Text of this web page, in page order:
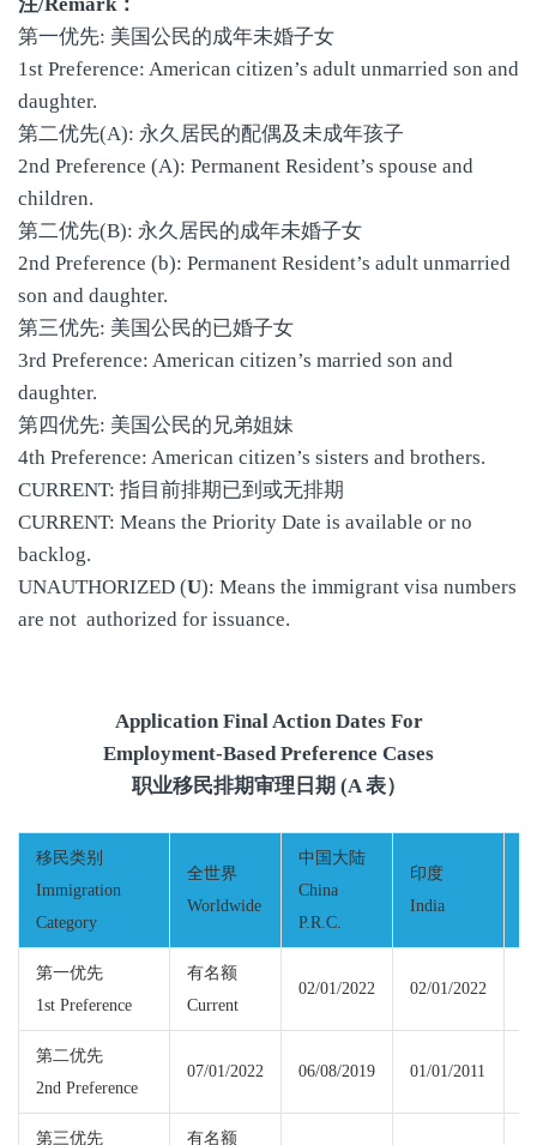
第一优先: 美国公民的成年未婚子女
1st Preference: American citizen’s adult unmarried son and
daughter.
第二优先(A): 永久居民的配偶及未成年孩子
2nd Preference (A): Permanent Resident’s spouse and
children.
第二优先(B): 永久居民的成年未婚子女
2nd Preference (b): Permanent Resident’s adult unmarried
son and daughter.
第三优先: 美国公民的已婚子女
3rd Preference: American citizen’s married son and
daughter.
第四优先: 美国公民的兄弟姐妹
4th Preference: American citizen’s sisters and brothers.
CURRENT: 指目前排期已到或无排期
CURRENT: Means the Priority Date is available or no
backlog.
UNAUTHORIZED (U): Means the immigrant visa numbers
are not authorized for issuance.
Application Final Action Dates For
Employment-Based Preference Cases
职业移民排期审理日期 (A 表）
移民类别
Immigration
Category
全世界
Worldwide
中国大陆
China
P.R.C.
印度
India
第一优先
1st Preference
有名额
Current
02/01/2022 02/01/2022
第二优先
2nd Preference
07/01/2022 06/08/2019 01/01/2011
第三优先
有名额